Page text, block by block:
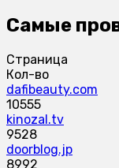
Самые
Страница
Кол-во
dafibeauty.com
10555
kinozal.tv
9528
doorblog.jp
8992